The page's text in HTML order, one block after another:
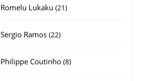
Romelu Lukaku 2121
Sergio Ramos 2222
Philippe Coutinho 88